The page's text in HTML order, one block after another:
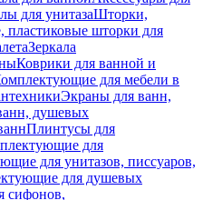
для унитазаШторки,
пластиковые шторки для
Зеркала
Коврики для ванной и
для мебели в
Экраны для ванн,
душевых
Плинтусы для
для
для унитазов, писсуаров,
для душевых
сифонов,